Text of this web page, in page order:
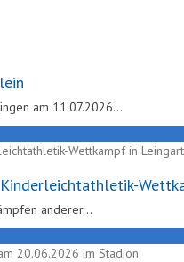
am 11.07.2026…
anderer…